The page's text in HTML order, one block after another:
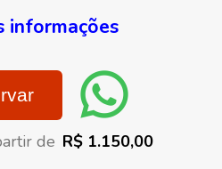
informações
de R$ 1.150,00